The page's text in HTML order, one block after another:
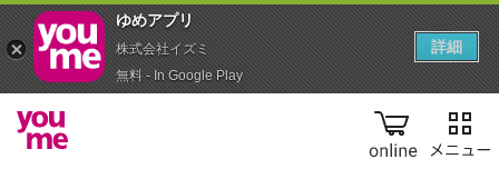
online
ゆめアプ‪リ‬
株式会社イズミ
無料 - In Google Play
詳細